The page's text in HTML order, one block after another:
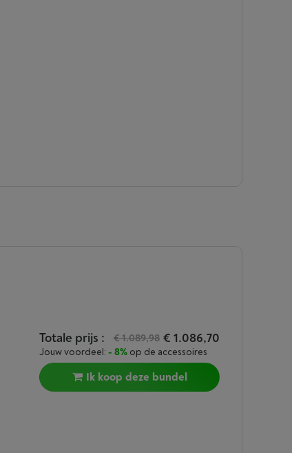
Totale prijs : € 1.089,98 € 1.086,70
Jouw voordeel: - 8% op de accessoires
Ik koop deze bundel